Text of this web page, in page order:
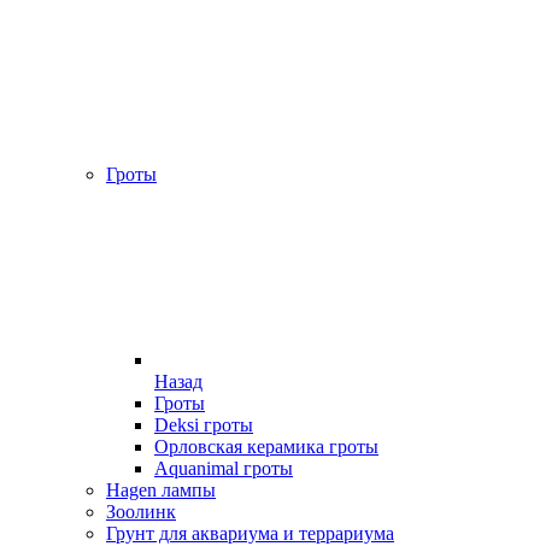
Гроты
Назад
Гроты
Deksi гроты
Орловская керамика гроты
Aquanimal гроты
Hagen лампы
Зоолинк
Грунт для аквариума и террариума